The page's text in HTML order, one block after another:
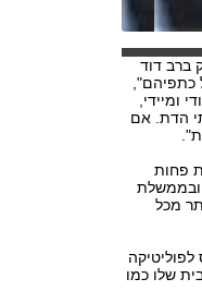
ברב דוד
כתפיהם",
ומיידי,
הדת. אם
פחות
ובממשלת
מכל
לפוליטיקה
שלו כמו